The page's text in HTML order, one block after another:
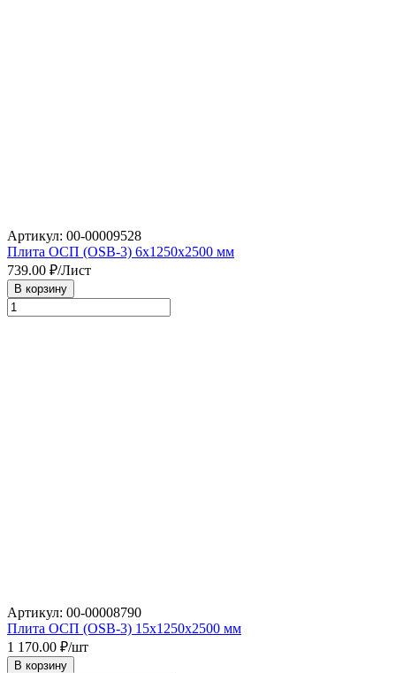
Артикул: 00-00009528
Плита ОСП (OSB-3) 6х1250х2500 мм
739.00 ₽/Лист
В корзину
Артикул: 00-00008790
Плита ОСП (OSB-3) 15х1250х2500 мм
1 170.00 ₽/шт
В корзину